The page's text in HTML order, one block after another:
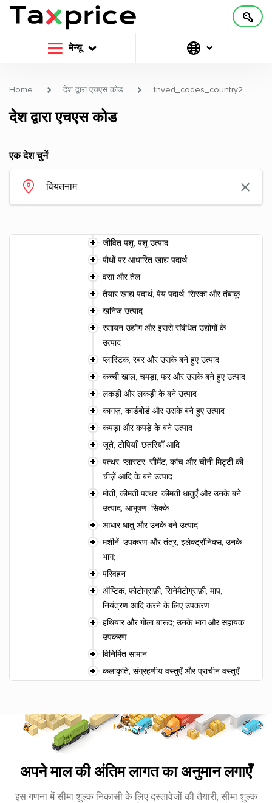
मेन्यू
Home देश द्वारा एचएस कोड tnved_codes_country2
देश द्वारा एचएस कोड
एक देश चुनें
जीवित पशु; पशु उत्पाद
पौधों पर आधारित खाद्य पदार्थ
वसा और तेल
तैयार खाद्य पदार्थ, पेय पदार्थ, सिरका और तंबाकू
खनिज उत्पाद
रसायन उद्योग और इससे संबंधित उद्योगों के
उत्पाद
प्लास्टिक, रबर और उसके बने हुए उत्पाद
कच्ची खाल, चमड़ा, फर और उसके बने हुए उत्पाद
लकड़ी और लकड़ी के बने उत्पाद
कागज़, कार्डबोर्ड और उसके बने हुए उत्पाद
कपड़ा और कपड़े के बने उत्पाद
जूते, टोपियाँ, छतरियाँ आदि
पत्थर, प्लास्टर, सीमेंट, कांच और चीनी मिट्टी की
चीज़ें आदि के बने उत्पाद
मोती, कीमती पत्थर, कीमती धातुएँ और उनके बने
उत्पाद; आभूषण; सिक्के
आधार धातु और उनके बने उत्पाद
मशीनें, उपकरण और तंत्र; इलेक्ट्रॉनिक्स; उनके
भाग;
परिवहन
ऑप्टिक, फोटोग्राफ़ी, सिनेमैटोग्राफ़ी, माप,
नियंत्रण आदि करने के लिए उपकरण
हथियार और गोला बारूद; उनके भाग और सहायक
उपकरण
विनिर्मित सामान
कलाकृति, संग्रहणीय वस्तुएँ और प्राचीन वस्तुएँ
अपने माल की अंतिम लागत का अनुमान लगाएँ
इस गणना में सीमा शुल्क निकासी के लिए दस्तावेजों की तैयारी, सीमा शुल्क